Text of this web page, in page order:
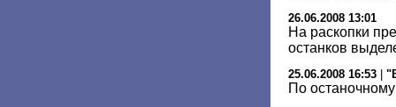
26.06.2008 13:01
На раскопки
останков
25.06.2008 16:53
По